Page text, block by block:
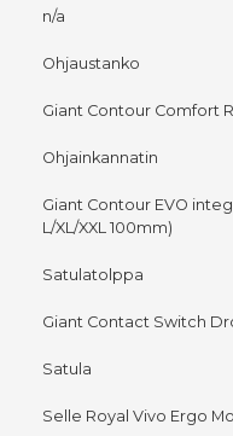
n/a
Ohjaustanko
Giant Contour Comfort
Ohjainkannatin
Giant Contour EVO
L/XL/XXL 100mm)
Satulatolppa
Giant Contact Switch
Satula
Selle Royal Vivo Ergo